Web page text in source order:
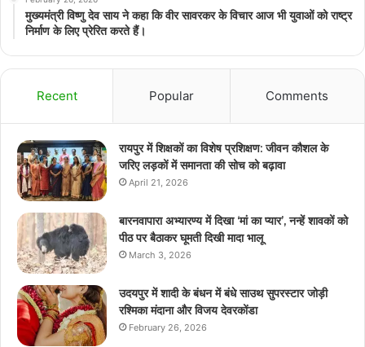
मुख्यमंत्री विष्णु देव साय ने कहा कि वीर सावरकर के विचार आज भी युवाओं को राष्ट्र
निर्माण के लिए प्रेरित करते हैं।
Recent Popular Comments
रायपुर में शिक्षकों का विशेष प्रशिक्षण: जीवन कौशल के
जरिए लड़कों में समानता की सोच को बढ़ावा
April 21, 2026
बारनवापारा अभ्यारण्य में दिखा ‘मां का प्यार’, नन्हें शावकों को
पीठ पर बैठाकर घूमती दिखी मादा भालू
March 3, 2026
उदयपुर में शादी के बंधन में बंधे साउथ सुपरस्टार जोड़ी
रश्मिका मंदाना और विजय देवरकोंडा
February 26, 2026